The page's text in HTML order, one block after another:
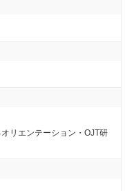
リエンテーション・OJT研